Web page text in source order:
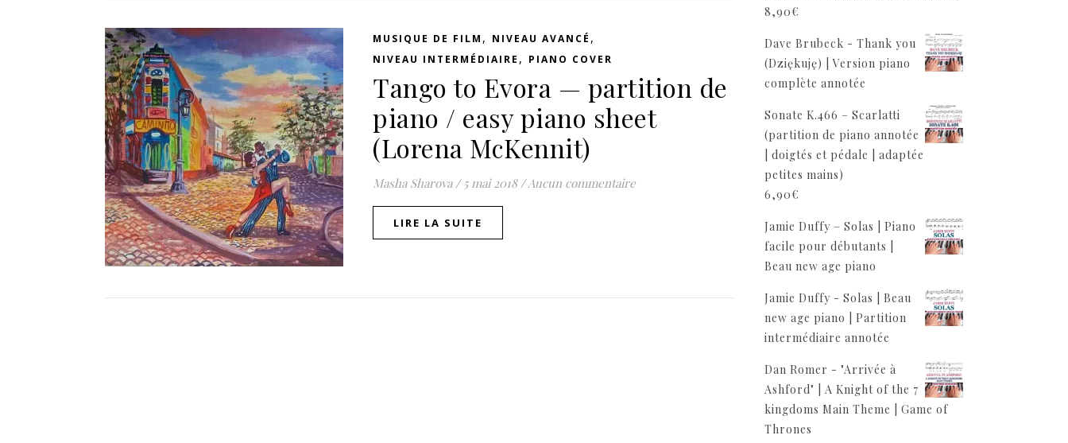
MUSIQUE DE FILM , NIVEAU AVANCÉ ,
NIVEAU INTERMÉDIAIRE , PIANO COVER
Tango to Evora — partition de
piano / easy piano sheet
(Lorena McKennit)
Masha Sharova / 5 mai 2018 /Aucun commentaire
LIRE LA SUITE
8,90€
Dave Brubeck - Thank you
(Dziękuję) | Version piano
complète annotée
Sonate K.466 – Scarlatti
(partition de piano annotée
| doigtés et pédale | adaptée
petites mains)
6,90€
Jamie Duffy – Solas | Piano
facile pour débutants |
Beau new age piano
Jamie Duffy - Solas | Beau
new age piano | Partition
intermédiaire annotée
Dan Romer - "Arrivée à
Ashford" | A Knight of the 7
kingdoms Main Theme | Game of
Thrones